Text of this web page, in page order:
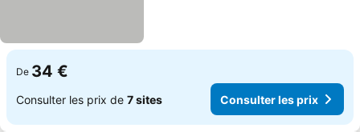
De 34 €
Consulter les prix de 7 sites Consulter les prix